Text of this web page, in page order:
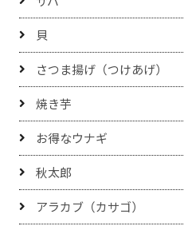
貝
さつま揚げ（つけあげ）
焼き芋
お得なウナギ
秋太郎
アラカブ（カサゴ）